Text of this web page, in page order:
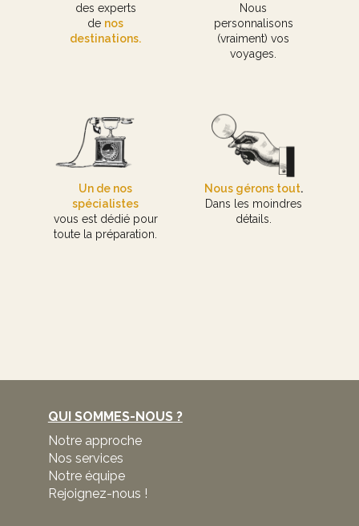
des experts
de nos
destinations.
Nous
personnalisons
(vraiment) vos
voyages.
Un de nos
spécialistes
vous est dédié pour
toute la préparation.
Nous gérons tout.
Dans les moindres
détails.
QUI SOMMES-NOUS ?
Notre approche
Nos services
Notre équipe
Rejoignez-nous !